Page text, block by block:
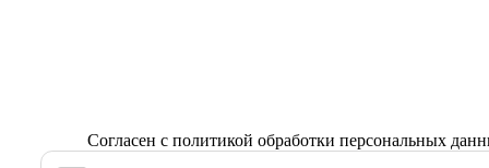
Согласен с политикой обработки персональных